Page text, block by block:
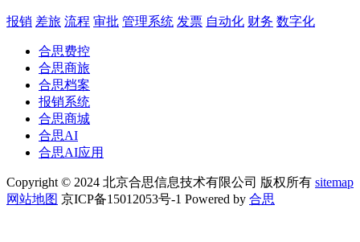
报销 差旅 流程 审批 管理系统 发票 自动化 财务 数字化
合思费控
合思商旅
合思档案
报销系统
合思商城
合思AI
合思AI应用
Copyright © 2024 北京合思信息技术有限公司 版权所有 sitemap
网站地图 京ICP备15012053号-1 Powered by 合思